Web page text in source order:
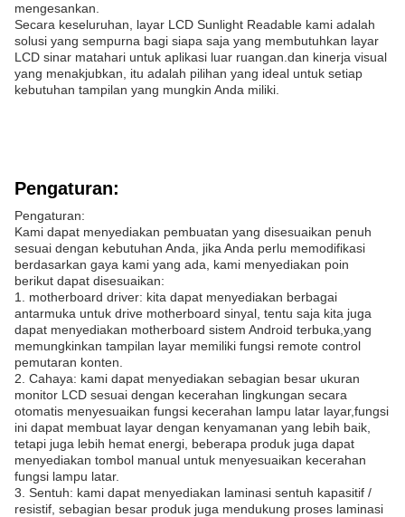
mengesankan.
Secara keseluruhan, layar LCD Sunlight Readable kami adalah
solusi yang sempurna bagi siapa saja yang membutuhkan layar
LCD sinar matahari untuk aplikasi luar ruangan.dan kinerja visual
yang menakjubkan, itu adalah pilihan yang ideal untuk setiap
kebutuhan tampilan yang mungkin Anda miliki.
Pengaturan:
Pengaturan:
Kami dapat menyediakan pembuatan yang disesuaikan penuh
sesuai dengan kebutuhan Anda, jika Anda perlu memodifikasi
berdasarkan gaya kami yang ada, kami menyediakan poin
berikut dapat disesuaikan:
1. motherboard driver: kita dapat menyediakan berbagai
antarmuka untuk drive motherboard sinyal, tentu saja kita juga
dapat menyediakan motherboard sistem Android terbuka,yang
memungkinkan tampilan layar memiliki fungsi remote control
pemutaran konten.
2. Cahaya: kami dapat menyediakan sebagian besar ukuran
monitor LCD sesuai dengan kecerahan lingkungan secara
otomatis menyesuaikan fungsi kecerahan lampu latar layar,fungsi
ini dapat membuat layar dengan kenyamanan yang lebih baik,
tetapi juga lebih hemat energi, beberapa produk juga dapat
menyediakan tombol manual untuk menyesuaikan kecerahan
fungsi lampu latar.
3. Sentuh: kami dapat menyediakan laminasi sentuh kapasitif /
resistif, sebagian besar produk juga mendukung proses laminasi